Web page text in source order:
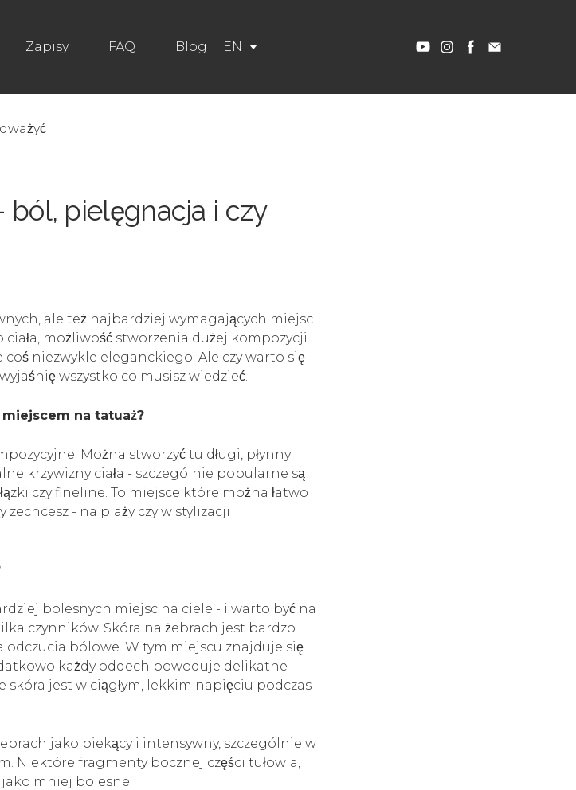
Zapisy FAQ Blog EN
ból, pielęgnacja i czy
ale też najbardziej wymagających miejsc
możliwość stworzenia dużej kompozycji
niezwykle eleganckiego. Ale czy warto się
wszystko co musisz wiedzieć.
na tatuaż?
Można stworzyć tu długi, płynny
krzywizny ciała - szczególnie popularne są
czy fineline. To miejsce które można łatwo
- na plaży czy w stylizacji
bolesnych miejsc na ciele - i warto być na
czynników. Skóra na żebrach jest bardzo
odczucia bólowe. W tym miejscu znajduje się
każdy oddech powoduje delikatne
jest w ciągłym, lekkim napięciu podczas
jako piekący i intensywny, szczególnie w
Niektóre fragmenty bocznej części tułowia,
jako mniej bolesne.